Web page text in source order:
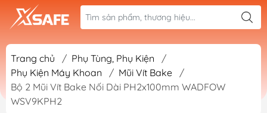
Trang chủ / Phụ Tùng, Phụ Kiện
/
Phụ Kiện Máy Khoan
/ Mũi Vít Bake
/
Bộ 2 Mũi Vít Bake Nối Dài PH2x100mm WADFOW
WSV9KPH2